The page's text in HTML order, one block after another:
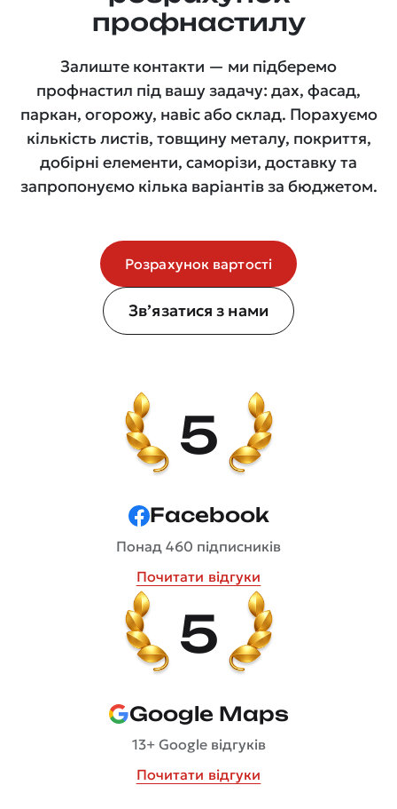
профнастилу
Залиште контакти — ми підберемо
профнастил під вашу задачу: дах, фасад,
паркан, огорожу, навіс або склад. Порахуємо
кількість листів, товщину металу, покриття,
добірні елементи, саморізи, доставку та
запропонуємо кілька варіантів за бюджетом.
Розрахунок вартості
Зв’язатися з нами
5
Facebook
Понад 460 підписників
Почитати відгуки
5
Google Maps
13+ Google відгуків
Почитати відгуки